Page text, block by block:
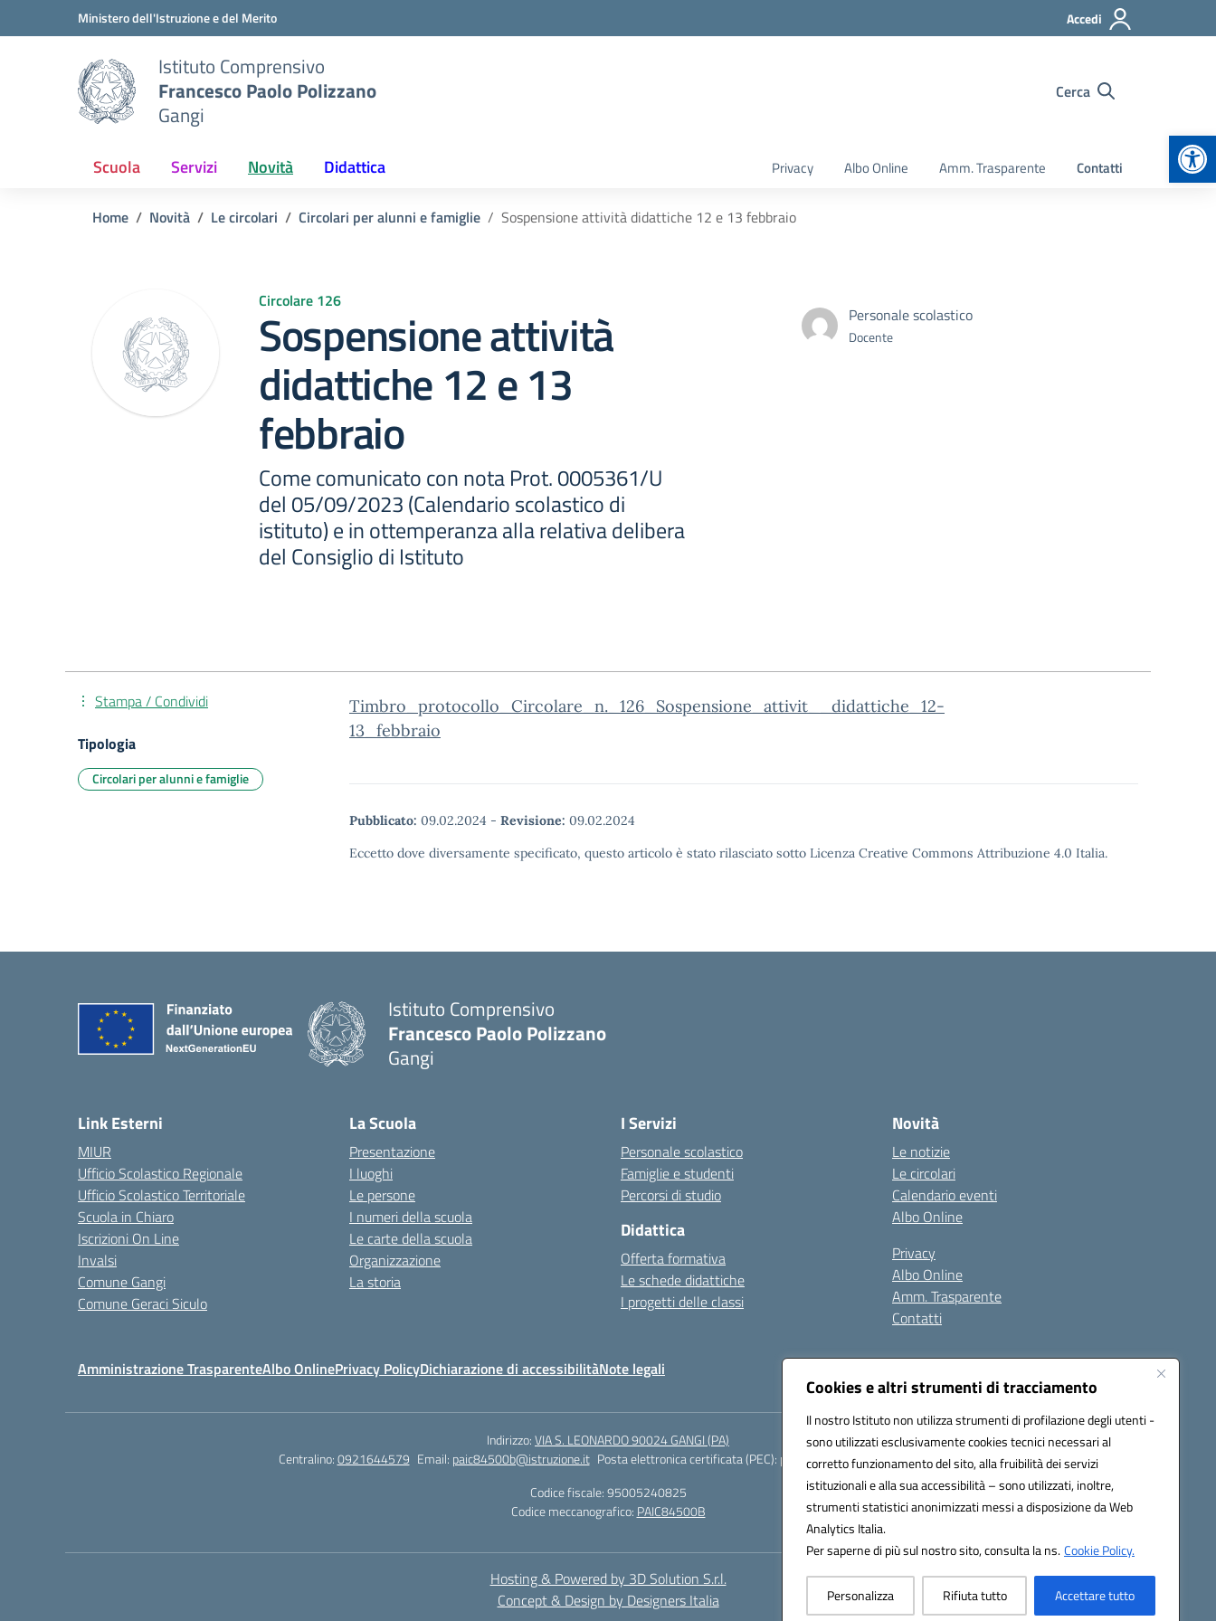
Cookies e altri strumenti di tracciamento
Il nostro Istituto non utilizza strumenti di profilazione degli utenti -
sono utilizzati esclusivamente cookies tecnici necessari al
corretto funzionamento del sito, alla fruibilità dei servizi
istituzionali e alla sua accessibilità – sono utilizzati, inoltre,
strumenti statistici anonimizzati messi a disposizione da Web
Analytics Italia.
Per saperne di più sul nostro sito, consulta la ns.Cookie Policy.
Personalizza Rifiuta tutto Accettare tutto
Vai ai contenuti
Vai al menu di navigazioneMinistero dell'Istruzione e del Merito Accedi
Istituto Comprensivo
Francesco Paolo Polizzano
Gangi
Cerca
Scuola Servizi Novità Didattica Privacy Albo Online Amm. Trasparente Contatti
Home Novità Le circolari Circolari per alunni e famiglie Sospensione attività didattiche 12 e 13 febbraio
Circolare 126
Sospensione attività
didattiche 12 e 13
febbraio
Come comunicato con nota Prot. 0005361/U
del 05/09/2023 (Calendario scolastico di
istituto) e in ottemperanza alla relativa delibera
del Consiglio di Istituto
Personale scolastico
Docente
Timbro_protocollo_Circolare_n._126_Sospensione_attivit__didattiche_12-
13_febbraio
Pubblicato: 09.02.2024 - Revisione: 09.02.2024
Eccetto dove diversamente specificato, questo articolo è stato rilasciato sotto Licenza Creative Commons Attribuzione 4.0 Italia.
Stampa / Condividi
Tipologia
Circolari per alunni e famiglie
Istituto Comprensivo
Francesco Paolo Polizzano
Gangi
Link Esterni
MIUR
Ufficio Scolastico Regionale
Ufficio Scolastico Territoriale
Scuola in Chiaro
Iscrizioni On Line
Invalsi
Comune Gangi
Comune Geraci Siculo
La Scuola
Presentazione
I luoghi
Le persone
I numeri della scuola
Le carte della scuola
Organizzazione
La storia
I Servizi
Personale scolastico
Famiglie e studenti
Percorsi di studio
Didattica
Offerta formativa
Le schede didattiche
I progetti delle classi
Novità
Le notizie
Le circolari
Calendario eventi
Albo Online
Privacy
Albo Online
Amm. Trasparente
Contatti
Amministrazione TrasparenteAlbo OnlinePrivacy PolicyDichiarazione di accessibilitàNote legali
Indirizzo:VIA S. LEONARDO 90024 GANGI (PA)
Centralino:0921644579 Email: paic84500b@istruzione.it Posta elettronica certificata (PEC): paic84500b@pec.istruzione.it
Codice fiscale: 95005240825
Codice meccanografico: PAIC84500B
Hosting & Powered by 3D Solution S.r.l.
Concept & Design by Designers Italia